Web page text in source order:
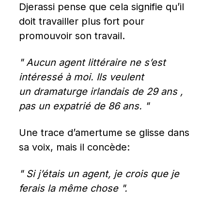
Djerassi pense que cela signifie qu’il
doit travailler plus fort pour
promouvoir son travail.
" Aucun agent littéraire ne s’est
intéressé à moi. Ils veulent
un dramaturge irlandais de 29 ans ,
pas un expatrié de 86 ans. "
Une trace d’amertume se glisse dans
sa voix, mais il concède:
" Si j’étais un agent, je crois que je
ferais la même chose ".